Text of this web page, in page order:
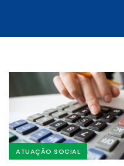
ATUAÇÃO SOCIAL